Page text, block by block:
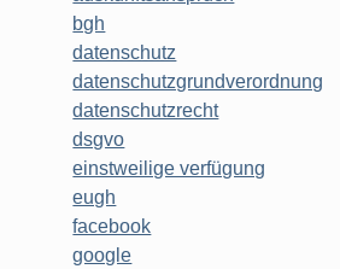
bgh
datenschutz
datenschutzgrundverordnung
datenschutzrecht
dsgvo
einstweilige verfügung
eugh
facebook
google